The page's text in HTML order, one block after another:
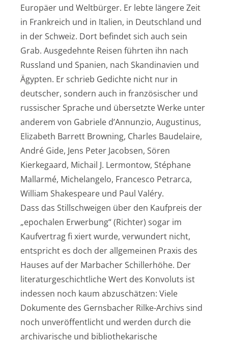
Europäer und Weltbürger. Er lebte längere Zeit
in Frankreich und in Italien, in Deutschland und
in der Schweiz. Dort befindet sich auch sein
Grab. Ausgedehnte Reisen führten ihn nach
Russland und Spanien, nach Skandinavien und
Ägypten. Er schrieb Gedichte nicht nur in
deutscher, sondern auch in französischer und
russischer Sprache und übersetzte Werke unter
anderem von Gabriele d’Annunzio, Augustinus,
Elizabeth Barrett Browning, Charles Baudelaire,
André Gide, Jens Peter Jacobsen, Sören
Kierkegaard, Michail J. Lermontow, Stéphane
Mallarmé, Michelangelo, Francesco Petrarca,
William Shakespeare und Paul Valéry.
Dass das Stillschweigen über den Kaufpreis der
„epochalen Erwerbung“ (Richter) sogar im
Kaufvertrag fi xiert wurde, verwundert nicht,
entspricht es doch der allgemeinen Praxis des
Hauses auf der Marbacher Schillerhöhe. Der
literaturgeschichtliche Wert des Konvoluts ist
indessen noch kaum abzuschätzen: Viele
Dokumente des Gernsbacher Rilke-Archivs sind
noch unveröffentlicht und werden durch die
archivarische und bibliothekarische